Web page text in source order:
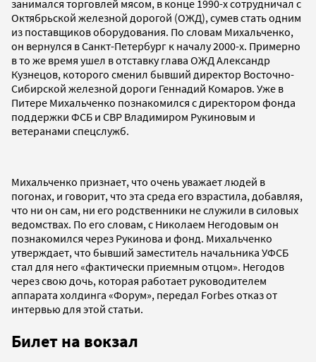
занимался торговлей мясом, в конце 1990-х сотрудничал с
Октябрьской железной дорогой (ОЖД), сумев стать одним
из поставщиков оборудования. По словам Михальченко,
он вернулся в Санкт-Петербург к началу 2000-х. Примерно
в то же время ушел в отставку глава ОЖД Александр
Кузнецов, которого сменил бывший директор Восточно-
Сибирской железной дороги Геннадий Комаров. Уже в
Питере Михальченко познакомился с директором фонда
поддержки ФСБ и СВР Владимиром Рукиновым и
ветеранами спецслужб.
Михальченко признает, что очень уважает людей в
погонах, и говорит, что эта среда его взрастила, добавляя,
что ни он сам, ни его родственники не служили в силовых
ведомствах. По его словам, с Николаем Негодовым он
познакомился через Рукинова и фонд. Михальченко
утверждает, что бывший заместитель начальника УФСБ
стал для него «фактически приемным отцом». Негодов
через свою дочь, которая работает руководителем
аппарата холдинга «Форум», передал Forbes отказ от
интервью для этой статьи.
Билет на вокзал